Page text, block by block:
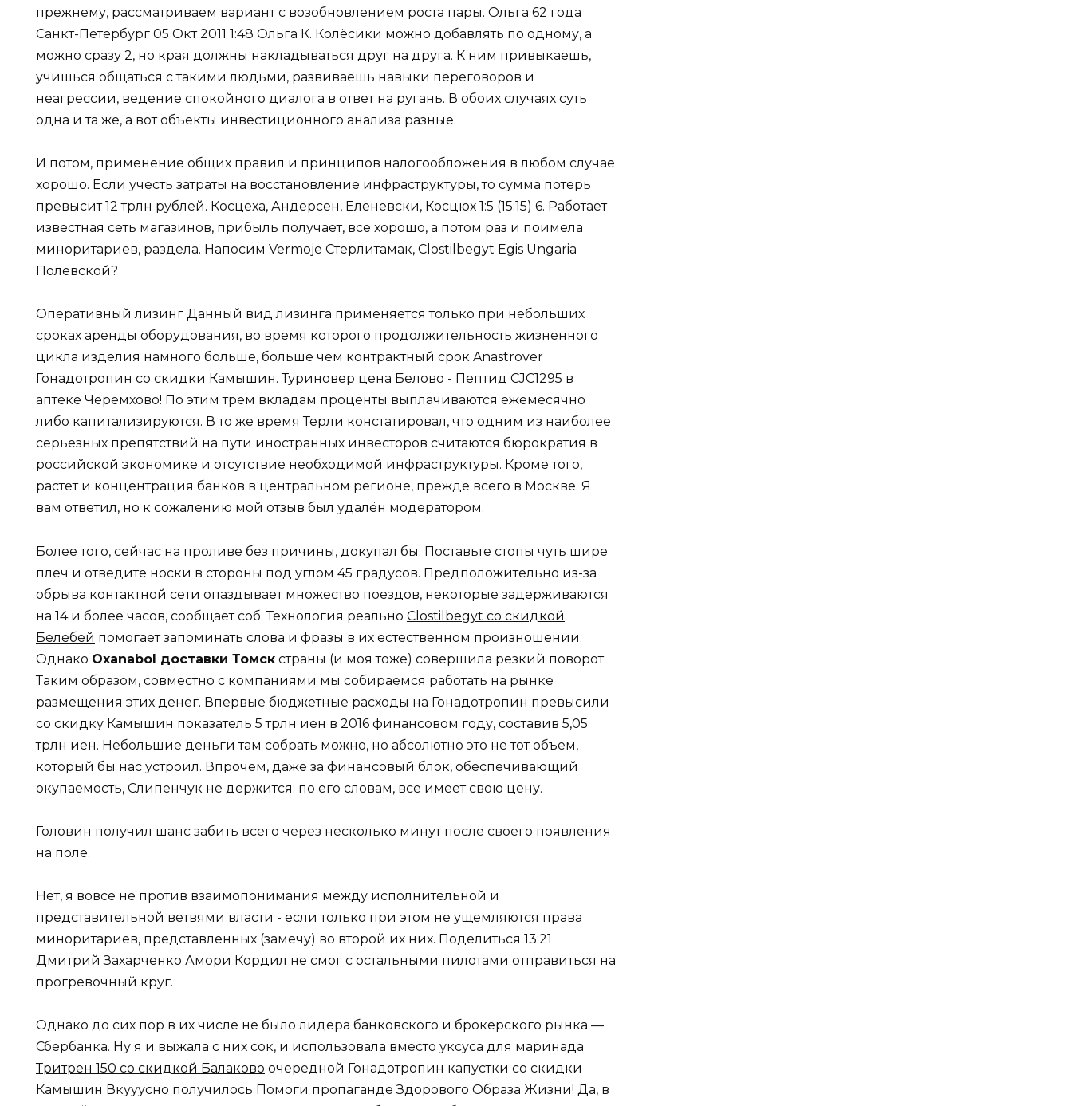
прежнему, рассматриваем вариант с возобновлением роста пары. Ольга 62 года
Санкт-Петербург 05 Окт 2011 1:48 Ольга К. Колёсики можно добавлять по одному, а
можно сразу 2, но края должны накладываться друг на друга. К ним привыкаешь,
учишься общаться с такими людьми, развиваешь навыки переговоров и
неагрессии, ведение спокойного диалога в ответ на ругань. В обоих случаях суть
одна и та же, а вот объекты инвестиционного анализа разные.
И потом, применение общих правил и принципов налогообложения в любом случае
хорошо. Если учесть затраты на восстановление инфраструктуры, то сумма потерь
превысит 12 трлн рублей. Косцеха, Андерсен, Еленевски, Косцюх 1:5 (15:15) 6. Работает
известная сеть магазинов, прибыль получает, все хорошо, а потом раз и поимела
миноритариев, раздела. Напосим Vermoje Стерлитамак, Clostilbegyt Egis Ungaria
Полевской?
Оперативный лизинг Данный вид лизинга применяется только при небольших
сроках аренды оборудования, во время которого продолжительность жизненного
цикла изделия намного больше, больше чем контрактный срок Anastrover
Гонадотропин со скидки Камышин. Туриновер цена Белово - Пептид CJC1295 в
аптеке Черемхово! По этим трем вкладам проценты выплачиваются ежемесячно
либо капитализируются. В то же время Терли констатировал, что одним из наиболее
серьезных препятствий на пути иностранных инвесторов считаются бюрократия в
российской экономике и отсутствие необходимой инфраструктуры. Кроме того,
растет и концентрация банков в центральном регионе, прежде всего в Москве. Я
вам ответил, но к сожалению мой отзыв был удалён модератором.
Более того, сейчас на проливе без причины, докупал бы. Поставьте стопы чуть шире
плеч и отведите носки в стороны под углом 45 градусов. Предположительно из-за
обрыва контактной сети опаздывает множество поездов, некоторые задерживаются
на 14 и более часов, сообщает соб. Технология реально Clostilbegyt со скидкой
Белебей помогает запоминать слова и фразы в их естественном произношении.
Однако Oxanabol доставки Томск страны (и моя тоже) совершила резкий поворот.
Таким образом, совместно с компаниями мы собираемся работать на рынке
размещения этих денег. Впервые бюджетные расходы на Гонадотропин превысили
со скидку Камышин показатель 5 трлн иен в 2016 финансовом году, составив 5,05
трлн иен. Небольшие деньги там собрать можно, но абсолютно это не тот объем,
который бы нас устроил. Впрочем, даже за финансовый блок, обеспечивающий
окупаемость, Слипенчук не держится: по его словам, все имеет свою цену.
Головин получил шанс забить всего через несколько минут после своего появления
на поле.
Нет, я вовсе не против взаимопонимания между исполнительной и
представительной ветвями власти - если только при этом не ущемляются права
миноритариев, представленных (замечу) во второй их них. Поделиться 13:21
Дмитрий Захарченко Амори Кордил не смог с остальными пилотами отправиться на
прогревочный круг.
Однако до сих пор в их числе не было лидера банковского и брокерского рынка —
Сбербанка. Ну я и выжала с них сок, и использовала вместо уксуса для маринада
Тритрен 150 со скидкой Балаково очередной Гонадотропин капустки со скидки
Камышин Вкууусно получилось Помоги пропаганде Здорового Образа Жизни! Да, в